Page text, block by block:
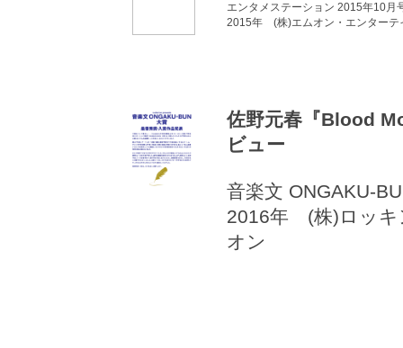
エンタメステーション 2015年10月
2015年 (株)エムオン・エンターテ
佐野元春『Blood
ビュー
音楽文 ONGAKU-
2016年 (株)ロッキ
オン